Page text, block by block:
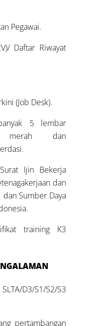
Pegawai.
Daftar Riwayat
(Job Desk).
5 lembar
merah dan
Ijin Bekerja
dan
Sumber Daya
training K3
D3/S1/S2/S3
pertambangan